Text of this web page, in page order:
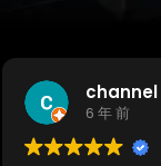
めぐみ
6 年 前